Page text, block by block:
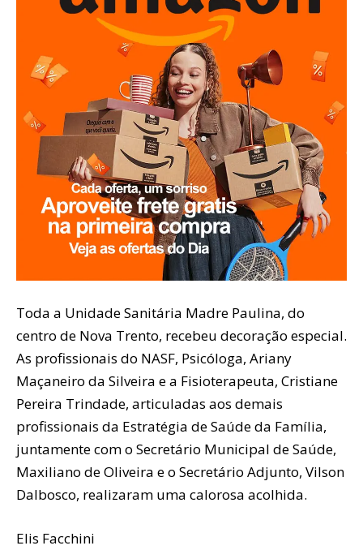
Toda a Unidade Sanitária Madre Paulina, do
centro de Nova Trento, recebeu decoração especial.
As profissionais do NASF, Psicóloga, Ariany
Maçaneiro da Silveira e a Fisioterapeuta, Cristiane
Pereira Trindade, articuladas aos demais
profissionais da Estratégia de Saúde da Família,
juntamente com o Secretário Municipal de Saúde,
Maxiliano de Oliveira e o Secretário Adjunto, Vilson
Dalbosco, realizaram uma calorosa acolhida.
Elis Facchini